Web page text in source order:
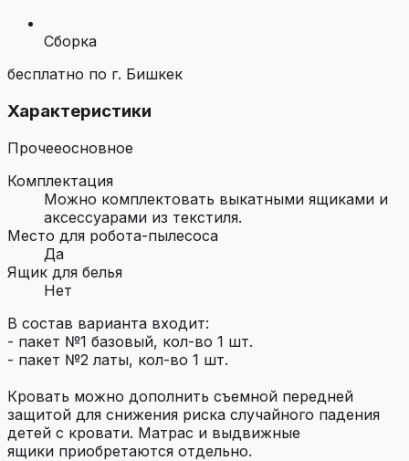
Сборка
бесплатно по г. Бишкек
Характеристики
Прочееосновное
Комплектация
Можно комплектовать выкатными ящиками и
аксессуарами из текстиля.
Место для робота-пылесоса
Да
Ящик для белья
Нет
В состав варианта входит:
- пакет №1 базовый, кол-во 1 шт.
- пакет №2 латы, кол-во 1 шт.
Кровать можно дополнить съемной передней
защитой для снижения риска случайного падения
детей с кровати. Матрас и выдвижные
ящики приобретаются отдельно.